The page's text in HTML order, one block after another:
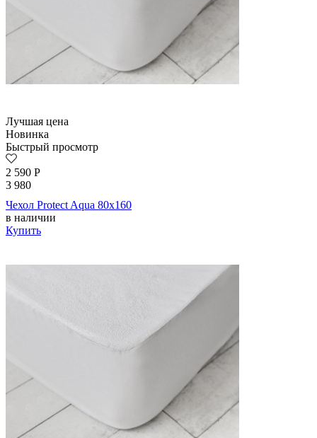
Лучшая цена
Новинка
Быстрый просмотр
2 590 Р
3 980
Чехол Protect Aqua 80х160
в наличии
Купить